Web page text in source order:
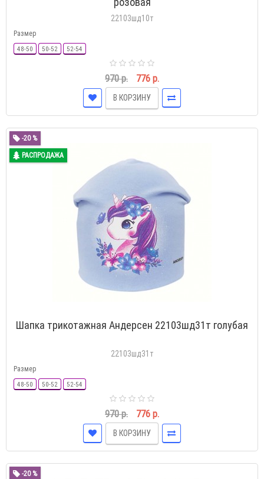
22103шд10т
Размер
48-50 50-52 52-54
970 р. 776 р.
В КОРЗИНУ
-20 %
РАСПРОДАЖА
Шапка трикотажная Андерсен 22103шд31т голубая
22103шд31т
Размер
48-50 50-52 52-54
970 р. 776 р.
В КОРЗИНУ
-20 %